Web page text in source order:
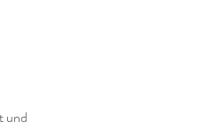
und